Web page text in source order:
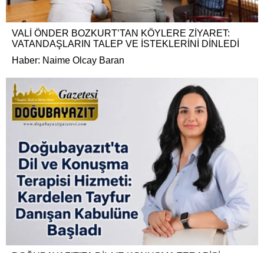
VALİ ÖNDER BOZKURT’TAN KÖYLERE ZİYARET:
VATANDAŞLARIN TALEP VE İSTEKLERİNİ DİNLEDİ
Haber: Naime Olcay Baran